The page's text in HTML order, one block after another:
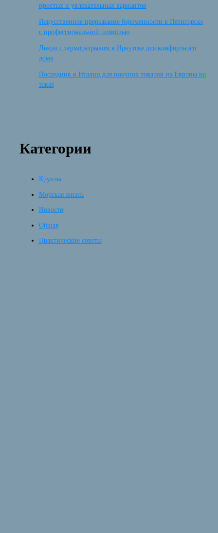
простых и увлекательных вариантов
Искусственное прерывание беременности в Пятигорске
с профессиональной помощью
Двери с терморазрывом в Иркутске для комфортного
дома
Посредник в Италии для покупок товаров из Европы на
заказ
Категории
Круизы
Морская жизнь
Новости
Общая
Практические советы